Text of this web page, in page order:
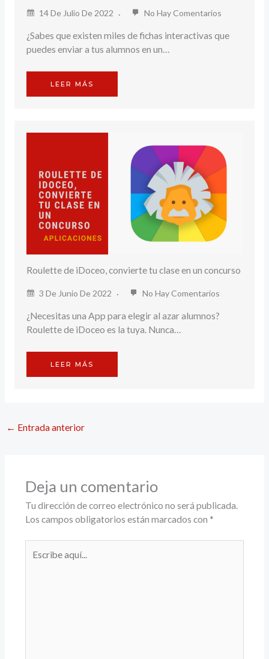
14 De Julio De 2022 No Hay Comentarios
¿Sabes que existen miles de fichas interactivas que
puedes enviar a tus alumnos en un…
LEER MÁS
Roulette de iDoceo, convierte tu clase en un concurso
3 De Junio De 2022 No Hay Comentarios
¿Necesitas una App para elegir al azar alumnos?
Roulette de iDoceo es la tuya. Nunca…
LEER MÁS
← Entrada anterior
Deja un comentario
Tu dirección de correo electrónico no será publicada.
Los campos obligatorios están marcados con *
aquí...